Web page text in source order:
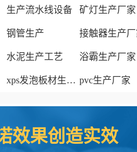
生产流水线设备 矿灯生产厂家
钢管生产 接触器生产厂
水泥生产工艺 浴霸生产厂家
xps发泡板材生产线 pvc生产厂家
效果创造实效